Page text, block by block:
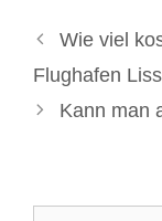
Wie viel
Flughafen
Kann man